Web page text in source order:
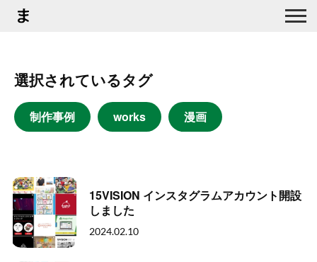
選択されているタグ
制作事例 works 漫画
15VISION インスタグラムアカウント開設
しました
2024.02.10